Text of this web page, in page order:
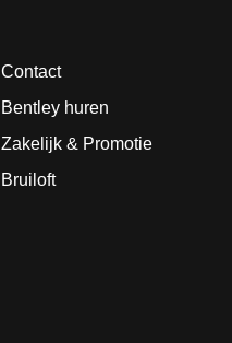
Contact
Bentley huren
Zakelijk & Promotie
Bruiloft